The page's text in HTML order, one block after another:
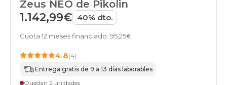
Zeus NEO de Pikolin
1.142,99€ 40% dto.
Cuota 12 meses financiado: 95,25€
4.8(4)
Entrega gratis de 9 a 13 días laborables
Quedan 2 unidades